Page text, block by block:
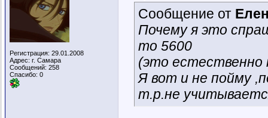
Регистрация: 29.01.2008
Адрес: г. Самара
Сообщений: 258
Спасибо: 0
Сообщение от
Почему я это
то 5600
(это естественно
Я вот и не пойму
т.р.не